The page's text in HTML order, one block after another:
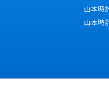
山本時
山本時